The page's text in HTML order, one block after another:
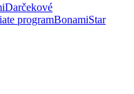
Darčekové
programBonamiStar